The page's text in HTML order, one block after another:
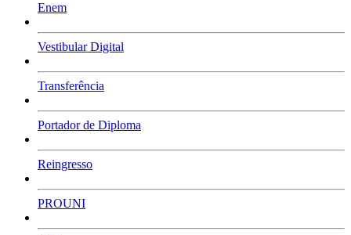
Enem
Vestibular Digital
Transferência
Portador de Diploma
Reingresso
PROUNI